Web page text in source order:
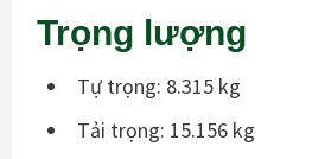
Trọng lượng
Tự trọng: 8.315 kg
Tải trọng: 15.156 kg